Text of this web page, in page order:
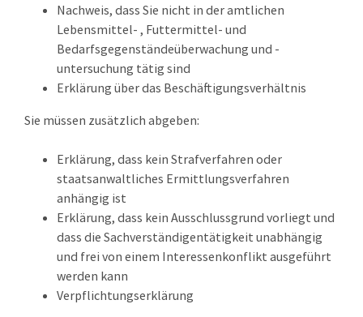
Nachweis, dass Sie nicht in der amtlichen
Lebensmittel- , Futtermittel- und
Bedarfsgegenständeüberwachung und -
untersuchung tätig sind
Erklärung über das Beschäftigungsverhältnis
Sie müssen zusätzlich abgeben:
Erklärung, dass kein Strafverfahren oder
staatsanwaltliches Ermittlungsverfahren
anhängig ist
Erklärung, dass kein Ausschlussgrund vorliegt und
dass die Sachverständigentätigkeit unabhängig
und frei von einem Interessenkonflikt ausgeführt
werden kann
Verpflichtungserklärung